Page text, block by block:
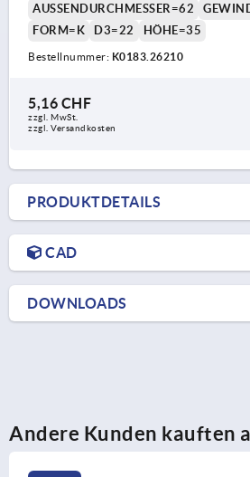
AUSSENDURCHMESSER=62
FORM=K
D3=22 HÖHE=35
Bestellnummer: K0183.26210
5,16 CHF
zzgl. MwSt.
zzgl. Versandkosten
PRODUKTDETAILS
CAD
DOWNLOADS
Andere Kunden kauften